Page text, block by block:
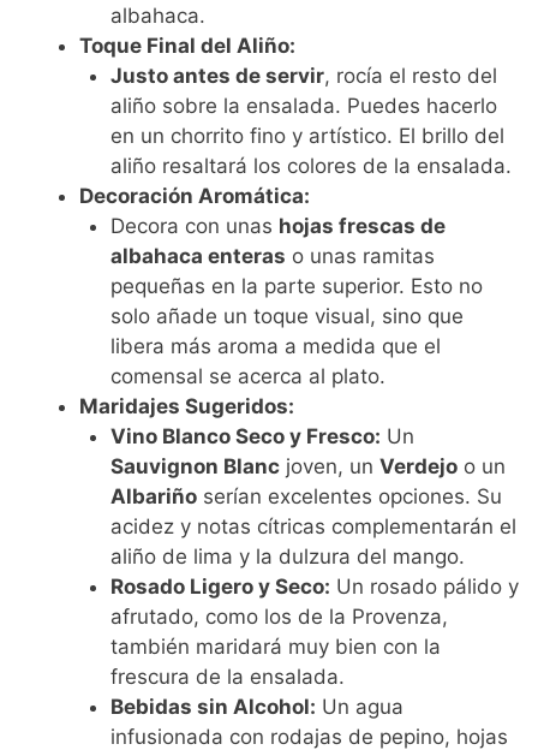
albahaca.
Toque Final del Aliño:
Justo antes de servir, rocía el resto del
aliño sobre la ensalada. Puedes hacerlo
en un chorrito fino y artístico. El brillo del
aliño resaltará los colores de la ensalada.
Decoración Aromática:
Decora con unas hojas frescas de
albahaca enteras o unas ramitas
pequeñas en la parte superior. Esto no
solo añade un toque visual, sino que
libera más aroma a medida que el
comensal se acerca al plato.
Maridajes Sugeridos:
Vino Blanco Seco y Fresco: Un
Sauvignon Blancjoven, un Verdejoo un
Albariñoserían excelentes opciones. Su
acidez y notas cítricas complementarán el
aliño de lima y la dulzura del mango.
Rosado Ligero y Seco: Un rosado pálido y
afrutado, como los de la Provenza,
también maridará muy bien con la
frescura de la ensalada.
Bebidas sin Alcohol: Un agua
infusionada con rodajas de pepino, hojas